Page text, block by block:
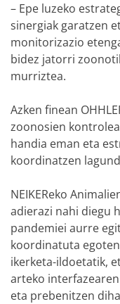
– Epe luzeko
sinergiak garatzen
monitorizazio
bidez jatorri
murriztea.
Azken finean
zoonosien
handia eman eta
koordinatzen
NEIKEReko
adierazi nahi diegu
pandemiei aurre
koordinatuta
ikerketa-ildoetatik,
arteko
eta prebenitzen